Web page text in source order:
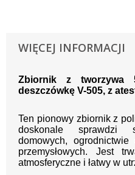
WIĘCEJ INFORMACJI
Zbiornik z
deszczówkę V-505, z
Ten pionowy zbiornik z
doskonale sprawdzi
domowych, ogrodnictwie
przemysłowych. Jest
atmosferyczne i łatwy w